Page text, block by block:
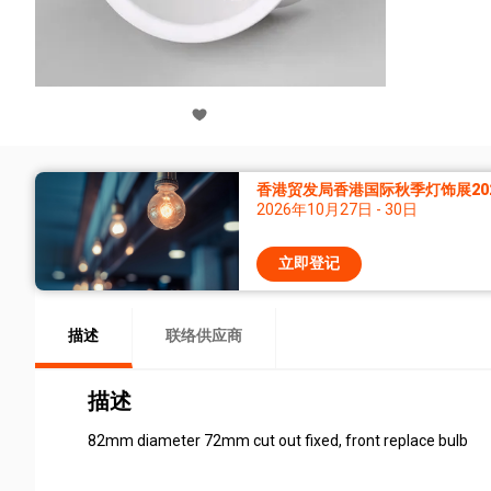
香港贸发局香港国际秋季灯饰展
2026年10月27日 - 30日
立即登记
描述 联络供应商
描述
82mm diameter 72mm cut out fixed, front replace bulb